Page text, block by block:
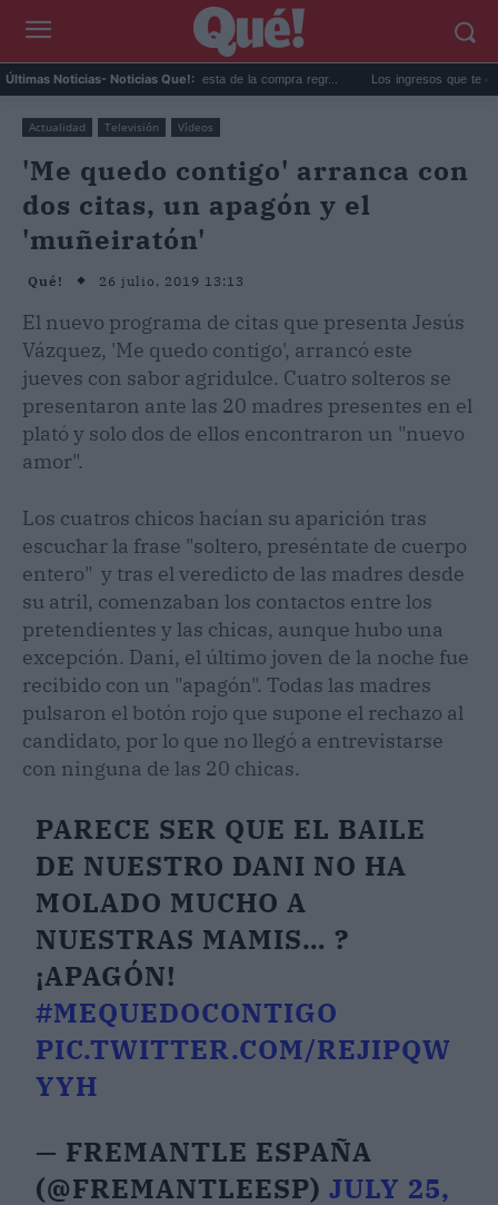
Últimas Noticias- Noticias Que!:
subida de precios de la cesta de la compra regr... Los ingresos que te quitan el
Actualidad Televisión Vídeos
'Me quedo contigo' arranca con
dos citas, un apagón y el
'muñeiratón'
Qué! 26 julio, 2019 13:13
El nuevo programa de citas que presenta Jesús
Vázquez, 'Me quedo contigo', arrancó este
jueves con sabor agridulce. Cuatro solteros se
presentaron ante las 20 madres presentes en el
plató y solo dos de ellos encontraron un "nuevo
amor".
Los cuatros chicos hacían su aparición tras
escuchar la frase "soltero, preséntate de cuerpo
entero" y tras el veredicto de las madres desde
su atril, comenzaban los contactos entre los
pretendientes y las chicas, aunque hubo una
excepción. Dani, el último joven de la noche fue
recibido con un "apagón". Todas las madres
pulsaron el botón rojo que supone el rechazo al
candidato, por lo que no llegó a entrevistarse
con ninguna de las 20 chicas.
PARECE SER QUE EL BAILE
DE NUESTRO DANI NO HA
MOLADO MUCHO A
NUESTRAS MAMIS… ?
¡APAGÓN!
#MEQUEDOCONTIGO
PIC.TWITTER.COM/REJIPQW
YYH
— FREMANTLE ESPAÑA
(@FREMANTLEESP)JULY 25,